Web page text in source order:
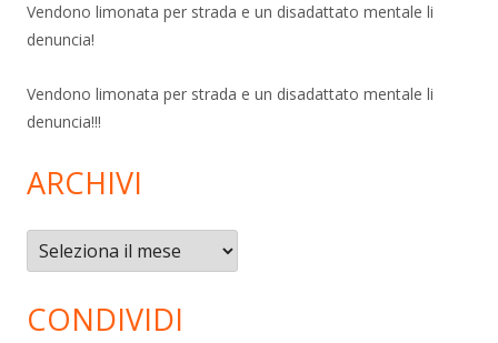
Vendono limonata per strada e un disadattato mentale li
denuncia!
Vendono limonata per strada e un disadattato mentale li
denuncia!!!
ARCHIVI
Archivi
CONDIVIDI